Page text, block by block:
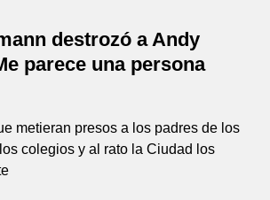
destrozó a Andy
parece una persona